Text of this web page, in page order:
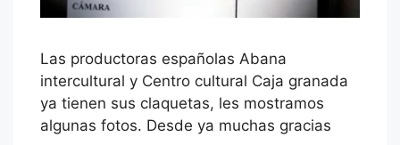
Las productoras españolas Abana
intercultural y Centro cultural Caja granada
ya tienen sus claquetas, les mostramos
algunas fotos. Desde ya muchas gracias